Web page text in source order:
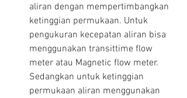
aliran dengan mempertimbangkan
ketinggian permukaan. Untuk
pengukuran kecepatan aliran bisa
menggunakan transittime flow
meter atau Magnetic flow meter.
Sedangkan untuk ketinggian
permukaan aliran menggunakan